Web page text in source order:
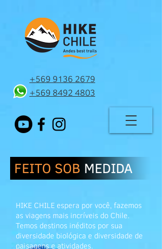
+569 9136 2679
+569 8492 4803
FEITO SOB MEDIDA
HIKE CHILE espera por você, fazemos
as viagens mais incríveis do Chile.
Temos destinos inéditos por sua
diversidade biológica e diversidade de
paisagens e atividades.